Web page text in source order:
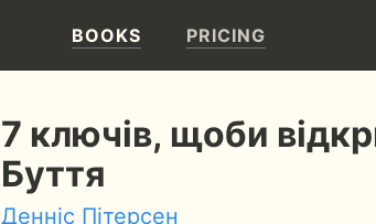
BOOKS PRICING
7 ключів, щоби
Буття
Денніс Пітерсен